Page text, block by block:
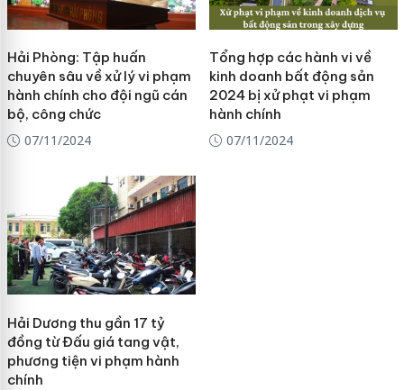
Hải Phòng: Tập huấn
chuyên sâu về xử lý vi phạm
hành chính cho đội ngũ cán
bộ, công chức
07/11/2024
Tổng hợp các hành vi về
kinh doanh bất động sản
2024 bị xử phạt vi phạm
hành chính
07/11/2024
Hải Dương thu gần 17 tỷ
đồng từ Đấu giá tang vật,
phương tiện vi phạm hành
chính